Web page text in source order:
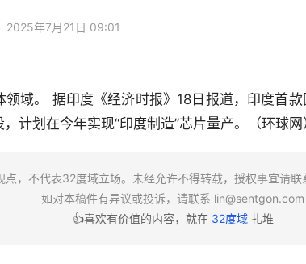
2025年7月21日 09:01
领域。 据印度《经济时报》18日报道，印度首
计划在今年实现“印度制造”芯片量产。（环球网
点，不代表32度域立场。未经允许不得转载，授权事宜请联
如对本稿件有异议或投诉，请联系 lin@sentgon.com
👍喜欢有价值的内容，就在 32度域扎堆